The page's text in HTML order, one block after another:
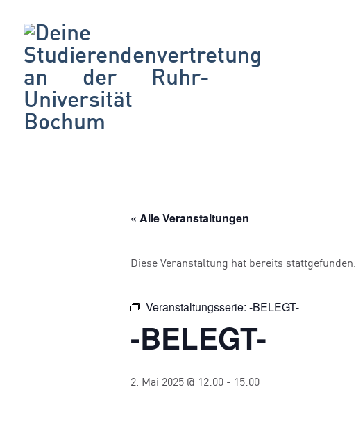
« Alle Veranstaltungen
Diese Veranstaltung hat bereits stattgefunden.
Veranstaltungsserie:-BELEGT-
-BELEGT-
2. Mai 2025 @ 12:00 - 15:00